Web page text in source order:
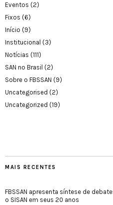
Eventos (2)
Fixos (6)
Início (9)
Institucional (3)
Notícias (111)
SAN no Brasil (2)
Sobre o FBSSAN (9)
Uncategorised (2)
Uncategorized (19)
MAIS RECENTES
FBSSAN apresenta síntese de
o SISAN em seus 20 anos